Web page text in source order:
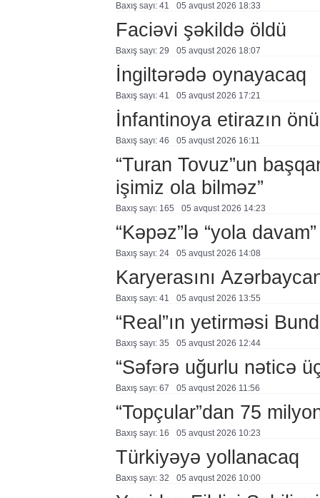
Baxış sayı: 41 05 avqust 2026 18:33
Faciəvi şəkildə öldü
Baxış sayı: 29 05 avqust 2026 18:07
İngiltərədə oynayacaq
Baxış sayı: 41 05 avqust 2026 17:21
İnfantinoya etirazın
Baxış sayı: 46 05 avqust 2026 16:11
“Turan Tovuz”un
işimiz ola bilməz”
Baxış sayı: 165 05 avqust 2026 14:23
“Kəpəz”lə “yola
Baxış sayı: 24 05 avqust 2026 14:08
Karyerasını
Baxış sayı: 41 05 avqust 2026 13:55
“Real”ın yetirməsi
Baxış sayı: 35 05 avqust 2026 12:44
“Səfərə uğurlu nəticə
Baxış sayı: 67 05 avqust 2026 11:56
“Topçular”dan 75
Baxış sayı: 16 05 avqust 2026 10:23
Türkiyəyə yollanacaq
Baxış sayı: 32 05 avqust 2026 10:00